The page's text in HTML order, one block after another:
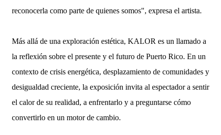
reconocerla como parte de quienes somos", expresa el artista.
Más allá de una exploración estética, KALOR es un llamado a
la reflexión sobre el presente y el futuro de Puerto Rico. En un
contexto de crisis energética, desplazamiento de comunidades y
desigualdad creciente, la exposición invita al espectador a sentir
el calor de su realidad, a enfrentarlo y a preguntarse cómo
convertirlo en un motor de cambio.